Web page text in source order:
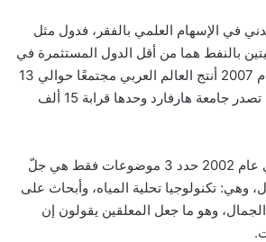
في الإسهام العلمي بالفقر، فدول مثل
بالنفط هما من أقل الدول المستثمرة في
البحث العلمي. وفي عام 2007 أنتج العالم العربي مجتمعًا حوالي 13
ألف دورية علمية، بينما تصدر جامعة هارفارد وحدها قرابة 15 ألف
وكان استطلاع قد أجري عام 2002 حدد 3 موضوعات فقط هي جلّ
وهي: تكنولوجيا تحلية المياه، وأبحاث على
الجمال، وهو ما جعل المعلقين يقولون إن